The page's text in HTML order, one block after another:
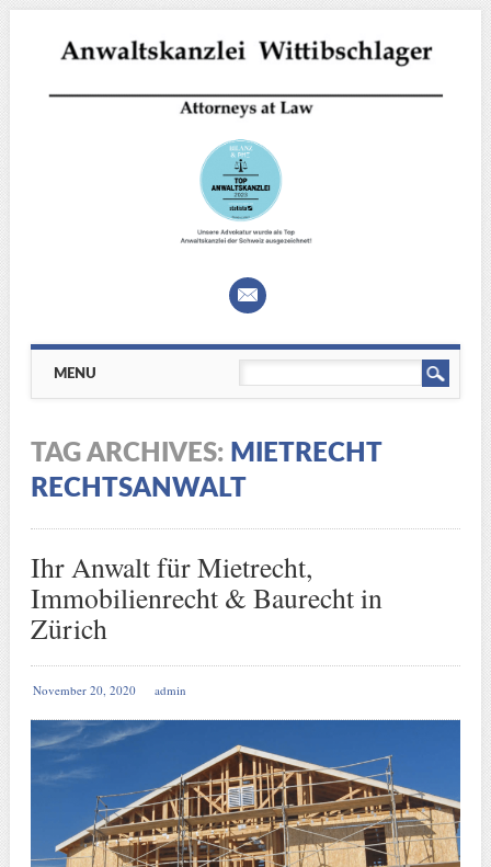
Main menu
MENU
TAG ARCHIVES: MIETRECHT
RECHTSANWALT
Ihr Anwalt für Mietrecht,
Immobilienrecht & Baurecht in
Zürich
November 20, 2020 admin